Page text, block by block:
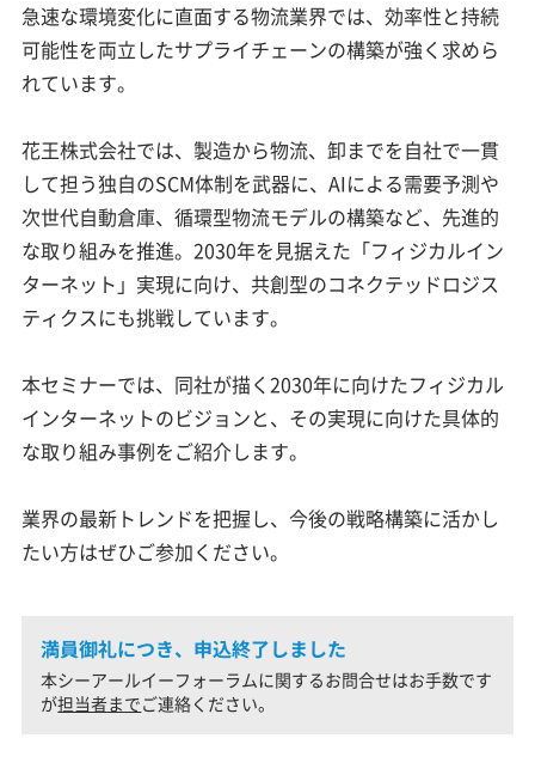
急速な環境変化に直面する物流業界では、効率性と持続
可能性を両立したサプライチェーンの構築が強く求めら
れています。
花王株式会社では、製造から物流、卸までを自社で一貫
して担う独自のSCM体制を武器に、AIによる需要予測や
次世代自動倉庫、循環型物流モデルの構築など、先進的
な取り組みを推進。2030年を見据えた「フィジカルイン
ターネット」実現に向け、共創型のコネクテッドロジス
ティクスにも挑戦しています。
本セミナーでは、同社が描く2030年に向けたフィジカル
インターネットのビジョンと、その実現に向けた具体的
な取り組み事例をご紹介します。
業界の最新トレンドを把握し、今後の戦略構築に活かし
たい方はぜひご参加ください。
満員御礼につき、申込終了しました
本シーアールイーフォーラムに関するお問合せはお手数です
が担当者までご連絡ください。